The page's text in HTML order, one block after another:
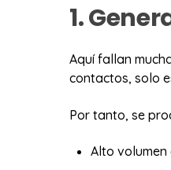
1.
Aquí fallan
contactos, solo
Por tanto, se
Alto